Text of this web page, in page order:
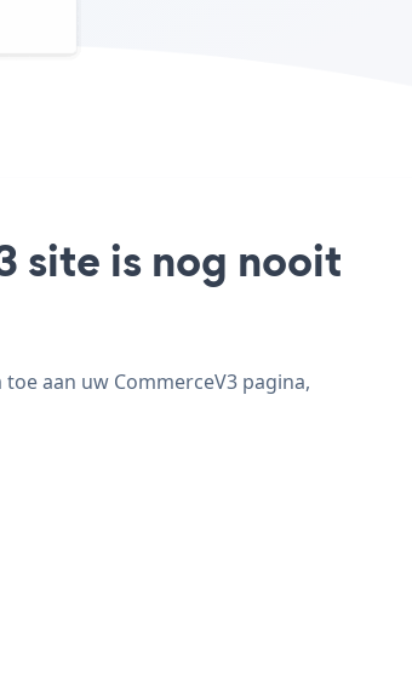
site is nog nooit
aan uw CommerceV3 pagina,